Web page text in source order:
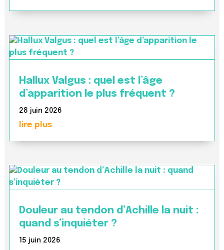
Hallux Valgus : quel est l’âge
d’apparition le plus fréquent ?
28 juin 2026
lire plus
Douleur au tendon d’Achille la nuit :
quand s’inquiéter ?
15 juin 2026